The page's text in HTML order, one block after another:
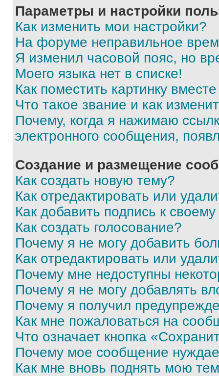
Параметры и настройки
Как изменить мои настройки?
На форуме неправильное
Я изменил часовой пояс, но
Моего языка нет в списке!
Как поместить картинку
Что такое звание и как
Почему, когда я нажимаю
электронного сообщения,
Создание и размещение
Как создать новую тему?
Как отредактировать или
Как добавить подпись к
Как создать голосование?
Почему я не могу добавить
Как отредактировать или
Почему мне недоступны
Почему я не могу добавлять
Почему я получил
Как мне пожаловаться на
Что означает кнопка
Почему мое сообщение
Как мне вновь поднять мою